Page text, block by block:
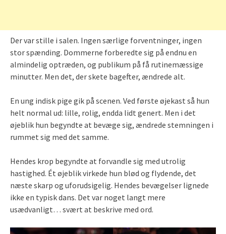
Der var stille i salen. Ingen særlige forventninger, ingen
stor spænding. Dommerne forberedte sig på endnu en
almindelig optræden, og publikum på få rutinemæssige
minutter. Men det, der skete bagefter, ændrede alt.
En ung indisk pige gik på scenen. Ved første øjekast så hun
helt normal ud: lille, rolig, endda lidt genert. Men i det
øjeblik hun begyndte at bevæge sig, ændrede stemningen i
rummet sig med det samme.
Hendes krop begyndte at forvandle sig med utrolig
hastighed. Ét øjeblik virkede hun blød og flydende, det
næste skarp og uforudsigelig. Hendes bevægelser lignede
ikke en typisk dans. Det var noget langt mere
usædvanligt… svært at beskrive med ord.